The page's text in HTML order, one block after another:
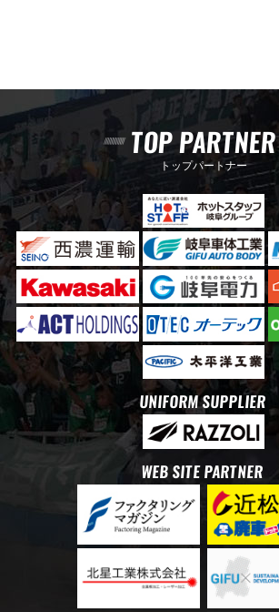
TOP PARTNER
トップパートナー
UNIFORM SUPPLIER
WEB SITE PARTNER